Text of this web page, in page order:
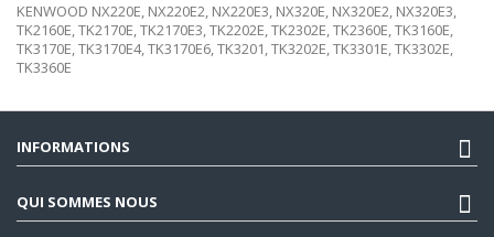
KENWOOD NX220E, NX220E2, NX220E3, NX320E, NX320E2, NX320E3,
TK2160E, TK2170E, TK2170E3, TK2202E, TK2302E, TK2360E, TK3160E,
TK3170E, TK3170E4, TK3170E6, TK3201, TK3202E, TK3301E, TK3302E,
TK3360E
INFORMATIONS
QUI SOMMES NOUS